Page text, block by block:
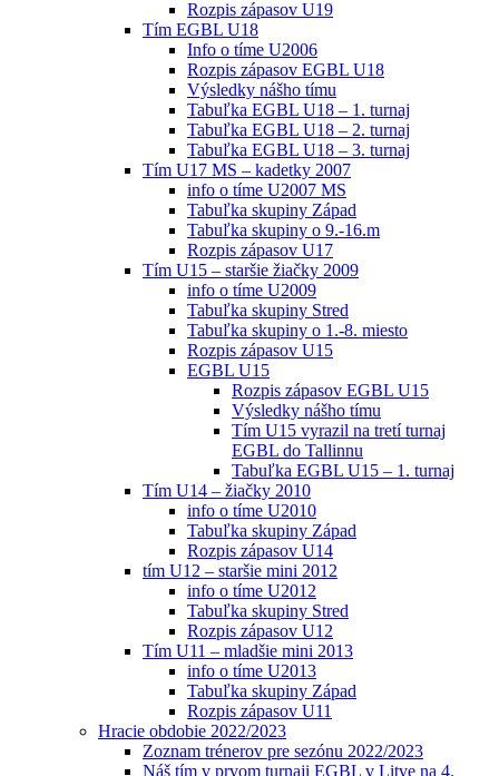
Rozpis zápasov U19
Tím EGBL U18
Info o tíme U2006
Rozpis zápasov EGBL U18
Výsledky nášho tímu
Tabuľka EGBL U18 – 1. turnaj
Tabuľka EGBL U18 – 2. turnaj
Tabuľka EGBL U18 – 3. turnaj
Tím U17 MS – kadetky 2007
info o tíme U2007 MS
Tabuľka skupiny Západ
Tabuľka skupiny o 9.-16.m
Rozpis zápasov U17
Tím U15 – staršie žiačky 2009
info o tíme U2009
Tabuľka skupiny Stred
Tabuľka skupiny o 1.-8. miesto
Rozpis zápasov U15
EGBL U15
Rozpis zápasov EGBL U15
Výsledky nášho tímu
Tím U15 vyrazil na tretí turnaj
EGBL do Tallinnu
Tabuľka EGBL U15 – 1. turnaj
Tím U14 – žiačky 2010
info o tíme U2010
Tabuľka skupiny Západ
Rozpis zápasov U14
tím U12 – staršie mini 2012
info o tíme U2012
Tabuľka skupiny Stred
Rozpis zápasov U12
Tím U11 – mladšie mini 2013
info o tíme U2013
Tabuľka skupiny Západ
Rozpis zápasov U11
Hracie obdobie 2022/2023
Zoznam trénerov pre sezónu 2022/2023
Náš tím v prvom turnaji EGBL v Litve na 4.